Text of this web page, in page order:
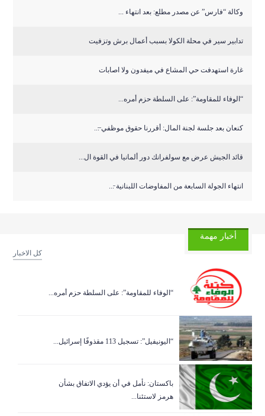
وكالة “فارس” عن مصدر مطلع: بعد انتهاء ...
تدابير سير في محلة الكولا بسبب أعمال برش وتزفيت
غارة استهدفت حي المشاع في ميفدون ولا اصابات
“الوفاء للمقاومة”: على السلطة حزم أمره...
كنعان بعد جلسة لجنة المال: أقررنا حقوق موظفي ̶...
قائد الجيش عرض مع سولفرانك دور ألمانيا في القوة ال...
انتهاء الجولة السابعة من المفاوضات اللبنانية ̵...
أخبار مهمة
كل الاخبار
“الوفاء للمقاومة”: على السلطة حزم أمره...
“اليونيفيل”: تسجيل 113 مقذوفًا إسرائيل...
باكستان: نأمل في أن يؤدي الاتفاق بشأن
هرمز لاستئنا...